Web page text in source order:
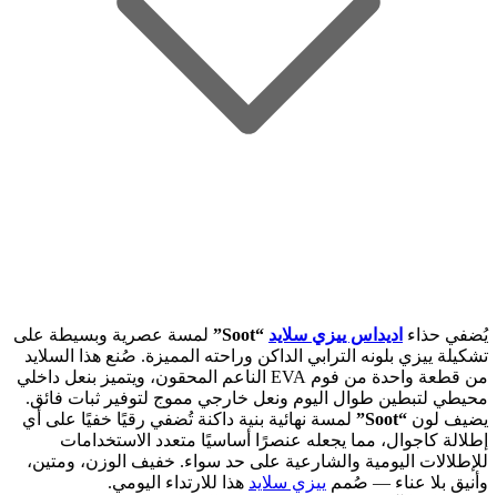
يُضفي حذاء اديداس ييزي سلايد “Soot”
لمسة عصرية وبسيطة على
تشكيلة ييزي بلونه الترابي الداكن وراحته المميزة. صُنع هذا السلايد
من قطعة واحدة من فوم EVA الناعم المحقون، ويتميز بنعل داخلي
محيطي لتبطين طوال اليوم ونعل خارجي مموج لتوفير ثبات فائق.
يضيف لون “Soot”
لمسة نهائية بنية داكنة تُضفي رقيًا خفيًا على أي
إطلالة كاجوال، مما يجعله عنصرًا أساسيًا متعدد الاستخدامات
للإطلالات اليومية والشارعية على حد سواء. خفيف الوزن، ومتين،
وأنيق بلا عناء — صُمم ييزي سلايد هذا للارتداء اليومي.